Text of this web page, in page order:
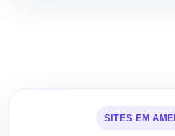
SITES EM